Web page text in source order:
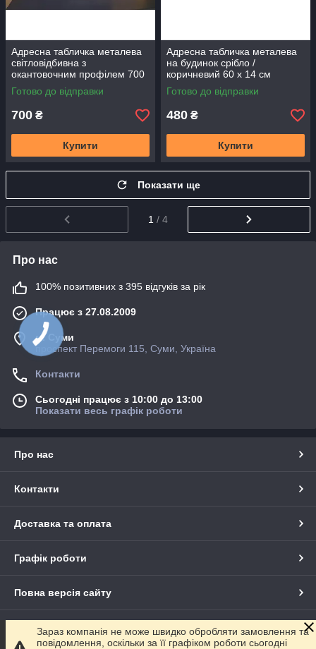
Адресна табличка металева
світловідбивна з
окантовочним профілем 700
х 160 мм
Готово до відправки
700 ₴
Купити
Адресна табличка металева
на будинок срібло /
коричневий 60 х 14 см
Готово до відправки
480 ₴
Купити
Показати ще
1 / 4
Про нас
100% позитивних з 395 відгуків за рік
Працює з 27.08.2009
м. Суми
проспект Перемоги 115, Суми, Україна
Контакти
Сьогодні працює з 10:00 до 13:00
Показати весь графік роботи
Про нас
Контакти
Доставка та оплата
Графік роботи
Повна версія сайту
Сайт створено на маркетплейсі Prom.ua
Зараз компанія не може швидко обробляти замовлення та
повідомлення, оскільки за її графіком роботи сьогодні